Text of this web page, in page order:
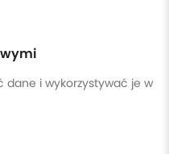
dane i wykorzystywać je w